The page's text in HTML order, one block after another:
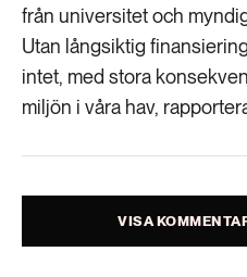
Landsbygd
Livsstil &
Skog
Social hållbarhet
1492 ARTIKLAR
Klimat
Landsbygd
939 ARTIKLAR
Livsstil & konsumtion
från universitet och
Utan långsiktig
intet, med stora
miljön i våra hav,
VISA